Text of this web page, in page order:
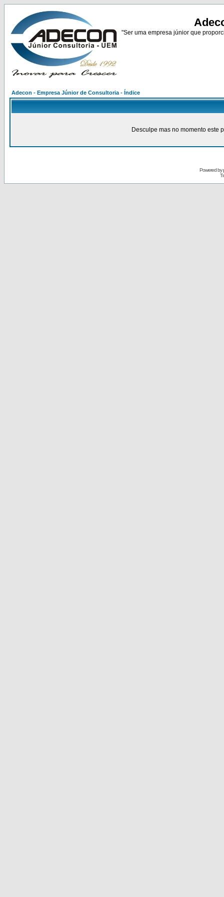
"Ser uma empresa júnior que
Adecon - Empresa Júnior de Consultoria - Índice
Desculpe mas no momento este
Powered by